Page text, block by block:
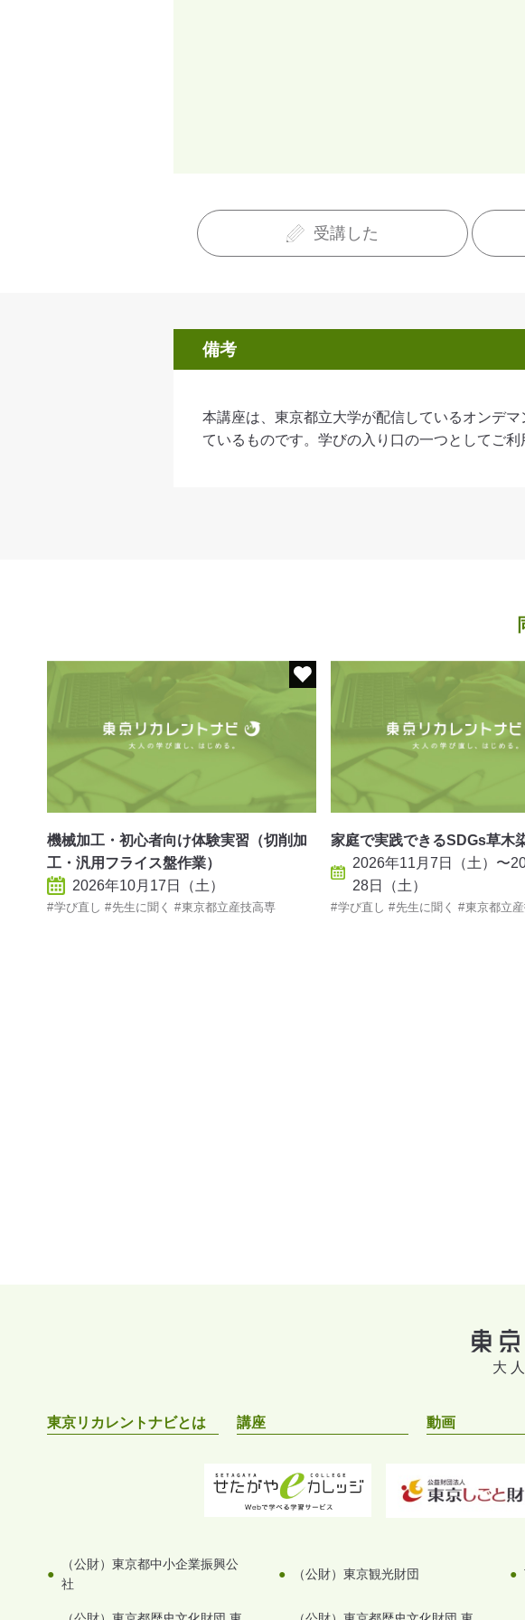
受講した
備考
本講座は、東京都立大学が配信しているオンデ
ているものです。学びの入り口の一つとしてご利
機械加工・初心者向け体験実習（切削加
工・汎用フライス盤作業）
2026年10月17日（土）
学び直し 先生に聞く 東京都立産技高専
家庭で実践できるSDGs草木
2026年11月7日（土）〜
28日（土）
学び直し 先生に聞く 東京都立
大
東京リカレントナビとは 講座 動画
（公財）東京都中小企業振興公
社
（公財）東京観光財団